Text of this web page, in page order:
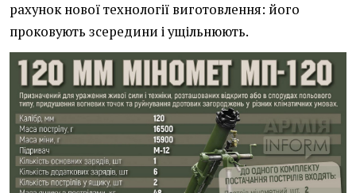
рахунок нової технології виготовлення: його
проковують зсередини і ущільнюють.